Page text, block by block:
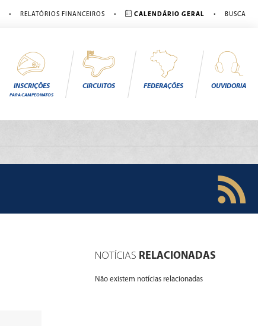
• RELATÓRIOS FINANCEIROS • CALENDÁRIO GERAL • BUSCA
INSCRIÇÕES
PARA CAMPEONATOS
CIRCUITOS FEDERAÇÕES OUVIDORIA
NOTÍCIAS RELACIONADAS
Não existem notícias relacionadas